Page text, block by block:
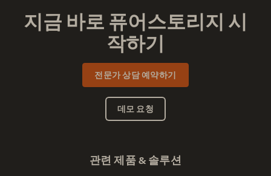
지금 바로 퓨어스토리지 시
작하기
전문가 상담 예약하기
데모 요청
관련 제품 & 솔루션